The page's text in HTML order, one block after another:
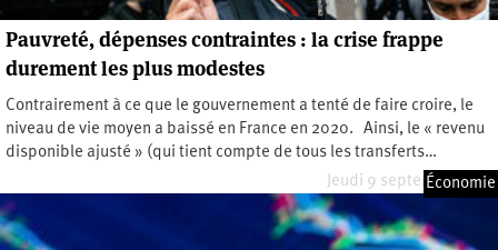
Pauvreté, dépenses contraintes : la crise frappe
durement les plus modestes
Contrairement à ce que le gouvernement a tenté de faire croire, le
niveau de vie moyen a baissé en France en 2020. Ainsi, le « revenu
disponible ajusté » (qui tient compte de tous les transferts…
Jeudi 9 septembre 2021
Économie